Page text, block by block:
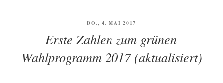
VERÖFFENTLICHT
DO., 4. MAI 2017
Erste Zahlen zum grünen
Wahlprogramm 2017 (aktualisiert)